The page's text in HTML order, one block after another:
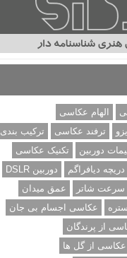
الهام عکاسی
ایزو ترفند عکاسی
ترکیب بندی
دوربین
تکنیک عکاسی
دریچه دیافراگم
دوربین DSLR
سرعت شاتر
عمق میدان
عکاسی اجسام بی جان
از پرندگان
عکاسی از گل ها